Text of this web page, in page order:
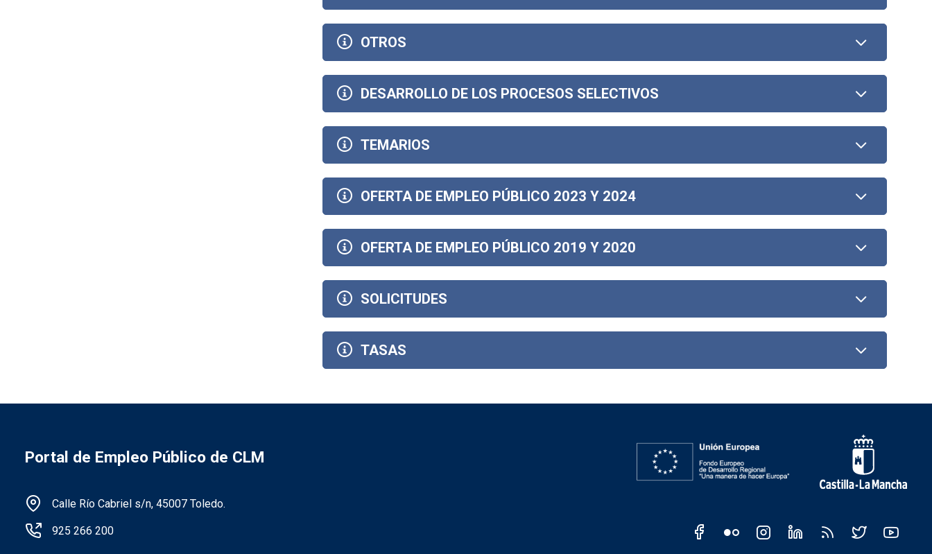
OTROS
DESARROLLO DE LOS PROCESOS SELECTIVOS
TEMARIOS
OFERTA DE EMPLEO PÚBLICO 2023 Y 2024
OFERTA DE EMPLEO PÚBLICO 2019 Y 2020
SOLICITUDES
TASAS
Portal de Empleo Público de CLM
Información de la institución
Calle Río Cabriel s/n, 45007 Toledo.
925 266 200